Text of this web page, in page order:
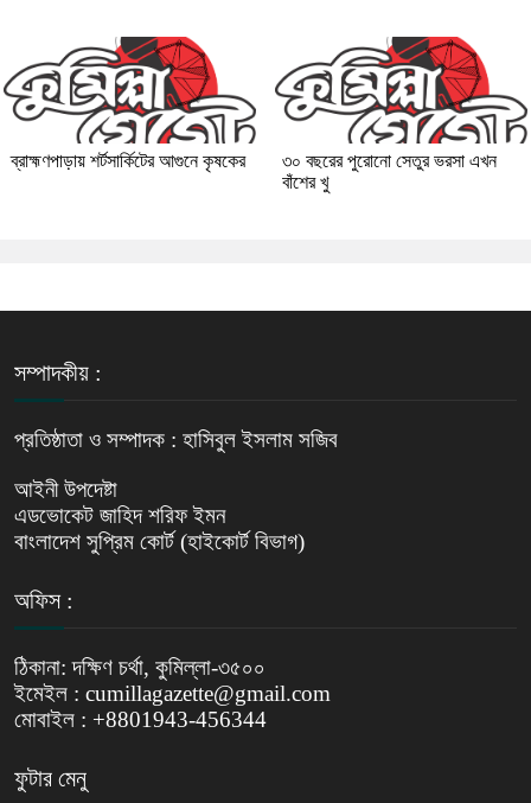
ব্রাহ্মণপাড়ায় শর্টসার্কিটের আগুনে কৃষকের
৩০ বছরের পুরোনো সেতুর ভরসা এখন
বাঁশের খু
সম্পাদকীয় :
প্রতিষ্ঠাতা ও সম্পাদক : হাসিবুল ইসলাম সজিব
আইনী উপদেষ্টা
এডভোকেট জাহিদ শরিফ ইমন
বাংলাদেশ সুপ্রিম কোর্ট (হাইকোর্ট বিভাগ)
অফিস :
ঠিকানা: দক্ষিণ চর্থা, কুমিল্লা-৩৫০০
ইমেইল : cumillagazette@gmail.com
মোবাইল : +8801943-456344
ফুটার মেনু